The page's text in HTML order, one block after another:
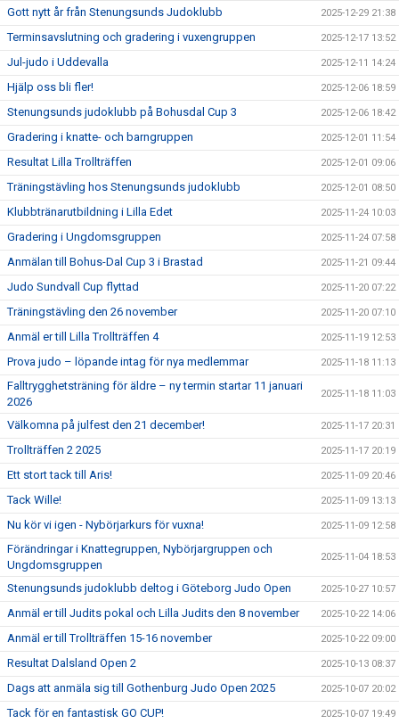
Gott nytt år från Stenungsunds Judoklubb 2025-12-29 21:38
Terminsavslutning och gradering i vuxengruppen 2025-12-17 13:52
Jul-judo i Uddevalla 2025-12-11 14:24
Hjälp oss bli fler! 2025-12-06 18:59
Stenungsunds judoklubb på Bohusdal Cup 3 2025-12-06 18:42
Gradering i knatte- och barngruppen 2025-12-01 11:54
Resultat Lilla Trollträffen 2025-12-01 09:06
Träningstävling hos Stenungsunds judoklubb 2025-12-01 08:50
Klubbtränarutbildning i Lilla Edet 2025-11-24 10:03
Gradering i Ungdomsgruppen 2025-11-24 07:58
Anmälan till Bohus-Dal Cup 3 i Brastad 2025-11-21 09:44
Judo Sundvall Cup flyttad 2025-11-20 07:22
Träningstävling den 26 november 2025-11-20 07:10
Anmäl er till Lilla Trollträffen 4 2025-11-19 12:53
Prova judo – löpande intag för nya medlemmar 2025-11-18 11:13
Falltrygghetsträning för äldre – ny termin startar 11 januari
2026
2025-11-18 11:03
Välkomna på julfest den 21 december! 2025-11-17 20:31
Trollträffen 2 2025 2025-11-17 20:19
Ett stort tack till Aris! 2025-11-09 20:46
Tack Wille! 2025-11-09 13:13
Nu kör vi igen - Nybörjarkurs för vuxna! 2025-11-09 12:58
Förändringar i Knattegruppen, Nybörjargruppen och
Ungdomsgruppen
2025-11-04 18:53
Stenungsunds judoklubb deltog i Göteborg Judo Open 2025-10-27 10:57
Anmäl er till Judits pokal och Lilla Judits den 8 november 2025-10-22 14:06
Anmäl er till Trollträffen 15-16 november 2025-10-22 09:00
Resultat Dalsland Open 2 2025-10-13 08:37
Dags att anmäla sig till Gothenburg Judo Open 2025 2025-10-07 20:02
Tack för en fantastisk GO CUP! 2025-10-07 19:49